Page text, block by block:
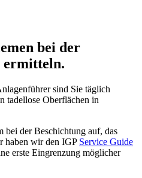
bei der
ermitteln.
sind Sie täglich
tadellose Oberflächen in
bei der Beschichtung auf, das
haben wir den IGP Service Guide
erste Eingrenzung möglicher